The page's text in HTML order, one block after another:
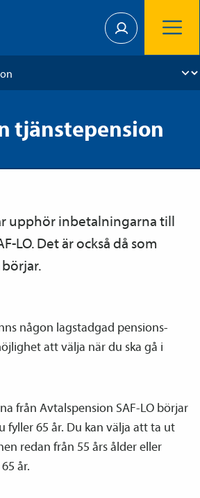
tjänstepension
upphör inbetalningarna till
LO. Det är också då som
någon lagstadgad pensions­
att välja när du ska gå i
från Avtals­pension SAF-LO börjar
fyller 65 år. Du kan välja att ta ut
redan från 55 års ålder eller
år.